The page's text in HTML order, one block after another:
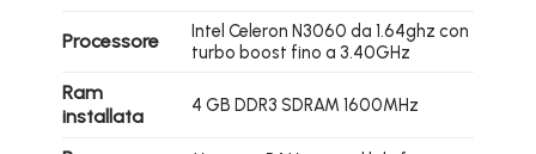
Processore
Intel Celeron N3060 da 1.64ghz con
turbo boost fino a 3.40GHz
Ram
installata
4 GB DDR3 SDRAM 1600MHz